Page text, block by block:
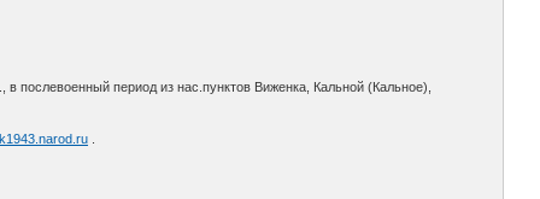
послевоенный период из нас.пунктов Виженка, Кальной (Кальное),